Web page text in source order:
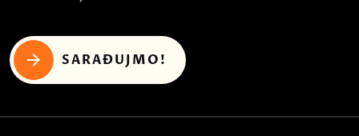
SARAĐUJMO!